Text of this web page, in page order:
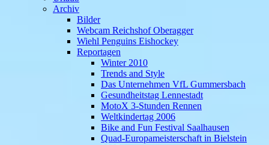
Archiv
Bilder
Webcam Reichshof Oberagger
Wiehl Penguins Eishockey
Reportagen
Winter 2010
Trends and Style
Das Unternehmen VfL Gummersbach
Gesundheitstag Lennestadt
MotoX 3-Stunden Rennen
Weltkindertag 2006
Bike and Fun Festival Saalhausen
Quad-Europameisterschaft in Bielstein